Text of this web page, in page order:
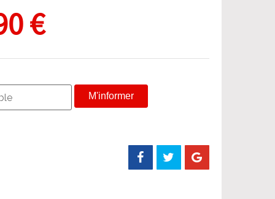
€
M'informer